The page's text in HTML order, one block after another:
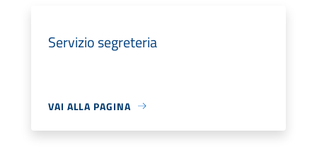
Servizio segreteria
VAI ALLA PAGINA